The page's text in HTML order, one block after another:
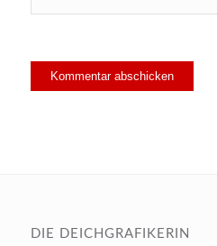
DIE DEICHGRAFIKERIN